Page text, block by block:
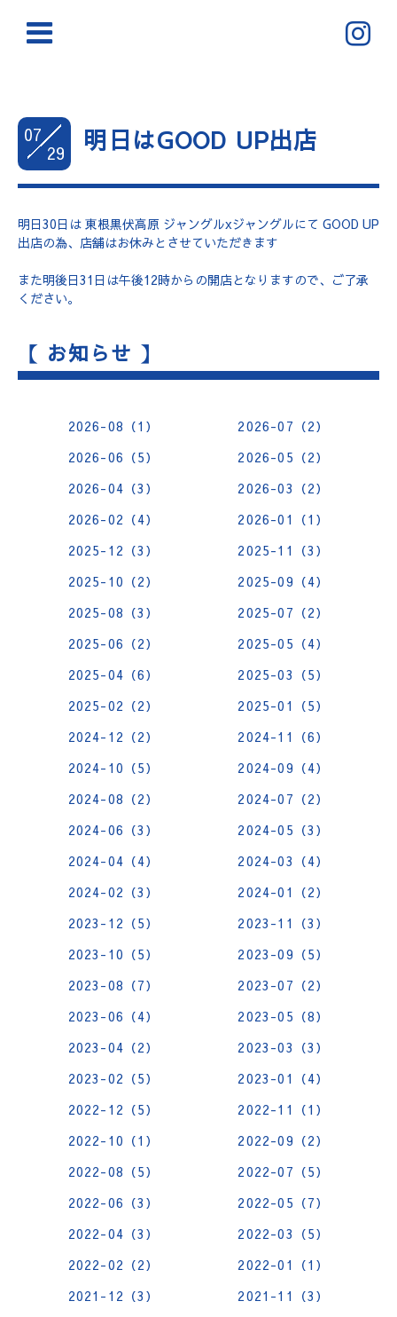
07
29
明日はGOOD UP出店
明日30日は 東根黒伏高原 ジャングルxジャングルにて GOOD UP
出店の為、店舗はお休みとさせていただきます
また明後日31日は午後12時からの開店となりますので、ご了承
ください。
【 お知らせ 】
2026-08（1）
2026-07（2）
2026-06（5）
2026-05（2）
2026-04（3）
2026-03（2）
2026-02（4）
2026-01（1）
2025-12（3）
2025-11（3）
2025-10（2）
2025-09（4）
2025-08（3）
2025-07（2）
2025-06（2）
2025-05（4）
2025-04（6）
2025-03（5）
2025-02（2）
2025-01（5）
2024-12（2）
2024-11（6）
2024-10（5）
2024-09（4）
2024-08（2）
2024-07（2）
2024-06（3）
2024-05（3）
2024-04（4）
2024-03（4）
2024-02（3）
2024-01（2）
2023-12（5）
2023-11（3）
2023-10（5）
2023-09（5）
2023-08（7）
2023-07（2）
2023-06（4）
2023-05（8）
2023-04（2）
2023-03（3）
2023-02（5）
2023-01（4）
2022-12（5）
2022-11（1）
2022-10（1）
2022-09（2）
2022-08（5）
2022-07（5）
2022-06（3）
2022-05（7）
2022-04（3）
2022-03（5）
2022-02（2）
2022-01（1）
2021-12（3）
2021-11（3）